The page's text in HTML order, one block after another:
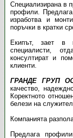
Специализирана в
профили. Предлага
изработва и
поръчки в кратки
Екипът, зает в
специалисти,
консултират и
клиенти.
ГРАНДЕ ГРУП
качество,
Коректното
белези на
Компанията
Предлага